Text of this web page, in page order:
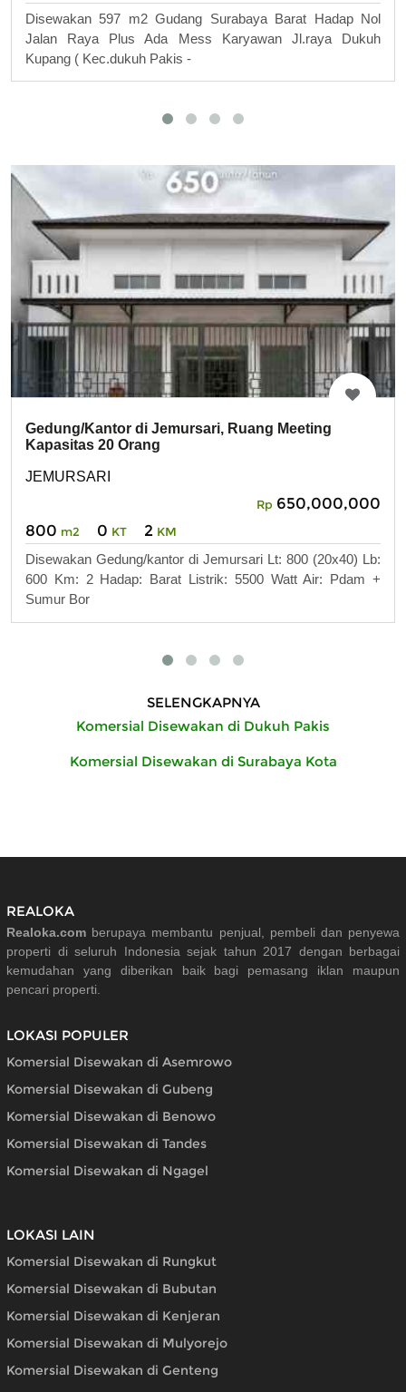
Disewakan 597 m2 Gudang Surabaya Barat Hadap Nol
Jalan Raya Plus Ada Mess Karyawan Jl.raya Dukuh
Kupang ( Kec.dukuh Pakis -
Gedung/Kantor di Jemursari, Ruang Meeting
Kapasitas 20 Orang
JEMURSARI
Rp 650,000,000
800 m2 0 KT 2 KM
Disewakan Gedung/kantor di Jemursari Lt: 800 (20x40) Lb:
600 Km: 2 Hadap: Barat Listrik: 5500 Watt Air: Pdam +
Sumur Bor
SELENGKAPNYA
Komersial Disewakan di Dukuh Pakis
Komersial Disewakan di Surabaya Kota
REALOKA
Realoka.com berupaya membantu penjual, pembeli dan penyewa
properti di seluruh Indonesia sejak tahun 2017 dengan berbagai
kemudahan yang diberikan baik bagi pemasang iklan maupun
pencari properti.
LOKASI POPULER
Komersial Disewakan di Asemrowo
Komersial Disewakan di Gubeng
Komersial Disewakan di Benowo
Komersial Disewakan di Tandes
Komersial Disewakan di Ngagel
LOKASI LAIN
Komersial Disewakan di Rungkut
Komersial Disewakan di Bubutan
Komersial Disewakan di Kenjeran
Komersial Disewakan di Mulyorejo
Komersial Disewakan di Genteng